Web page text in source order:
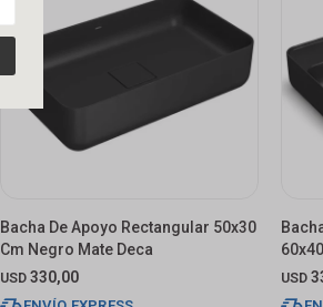
Bacha De Apoyo Rectangular 50x30
Cm Negro Mate Deca
USD 330,00 USD